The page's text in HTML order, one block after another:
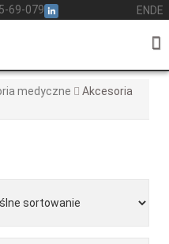
69-079 EN DE
medyczne
Akcesoria